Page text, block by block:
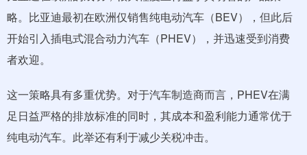
略。比亚迪最初在欧洲仅销售纯电动汽车（BEV），但此后
开始引入插电式混合动力汽车（PHEV），并迅速受到消费
者欢迎。
这一策略具有多重优势。对于汽车制造商而言，PHEV在满
足日益严格的排放标准的同时，其成本和盈利能力通常优于
纯电动汽车。此举还有利于减少关税冲击。